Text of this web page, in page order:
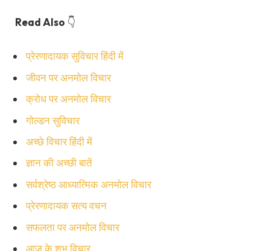
Read Also 👇
प्रेरणादायक सुविचार हिंदी में
जीवन पर अनमोल विचार
क्रोध पर अनमोल विचार
गोल्डन सुविचार
अच्छे विचार हिंदी में
ज्ञान की अच्छी बातें
सर्वश्रेष्ठ आध्यात्मिक अनमोल विचार
प्रेरणादायक सत्य वचन
सफलता पर अनमोल विचार